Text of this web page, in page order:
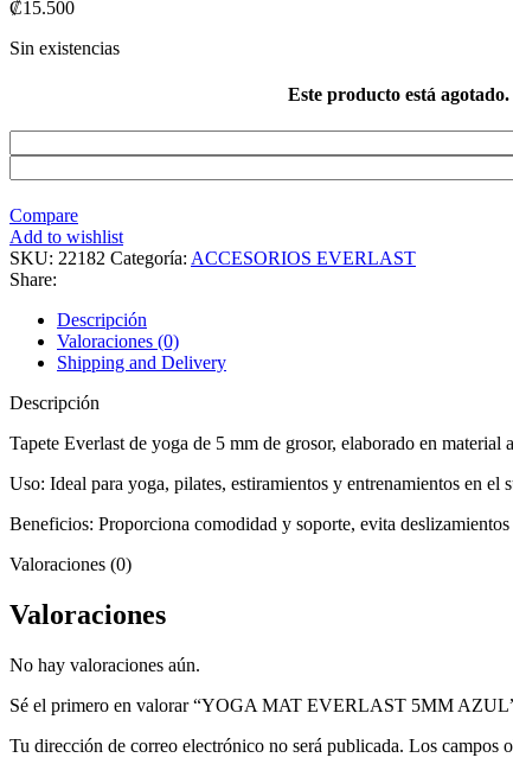
₡15.500
Sin existencias
Este producto está
Compare
Add to wishlist
SKU: 22182 Categoría: ACCESORIOS EVERLAST
Share:
Descripción
Valoraciones (0)
Shipping and Delivery
Descripción
Tapete Everlast de yoga de 5 mm de grosor, elaborado en material
Uso: Ideal para yoga, pilates, estiramientos y entrenamientos en el
Beneficios: Proporciona comodidad y soporte, evita
Valoraciones (0)
Valoraciones
No hay valoraciones aún.
Sé el primero en valorar “YOGA MAT EVERLAST 5MM
Tu dirección de correo electrónico no será publicada. Los campos